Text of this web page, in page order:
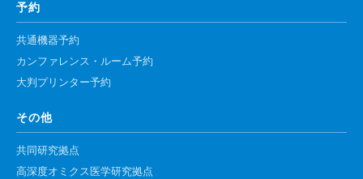
予約
共通機器予約
カンファレンス・ルーム予約
大判プリンター予約
その他
共同研究拠点
高深度オミクス医学研究拠点